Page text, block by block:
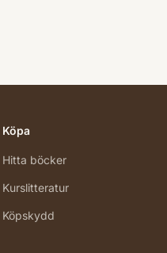
Köpa
Hitta böcker
Kurslitteratur
Köpskydd